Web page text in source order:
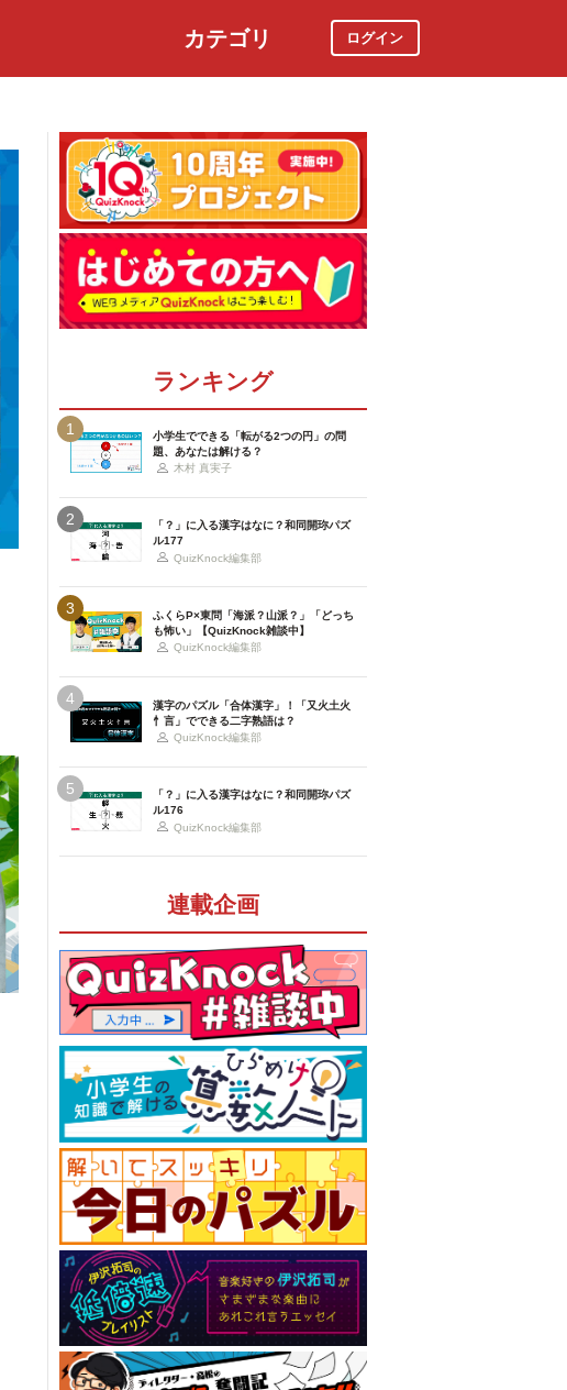
カテゴリ ログイン
ランキング
1
小学生でできる「転がる2つの円」の問
題、あなたは解ける？
木村 真実子
2
「？」に入る漢字はなに？和同開珎パズ
ル177
QuizKnock編集部
3
ふくらP×東問「海派？山派？」「どっち
も怖い」【QuizKnock雑談中】
QuizKnock編集部
4
漢字のパズル「合体漢字」！「又火土火
忄言」でできる二字熟語は？
QuizKnock編集部
5
「？」に入る漢字はなに？和同開珎パズ
ル176
QuizKnock編集部
連載企画